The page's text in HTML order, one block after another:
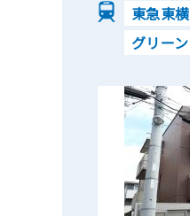
東急東
グリー